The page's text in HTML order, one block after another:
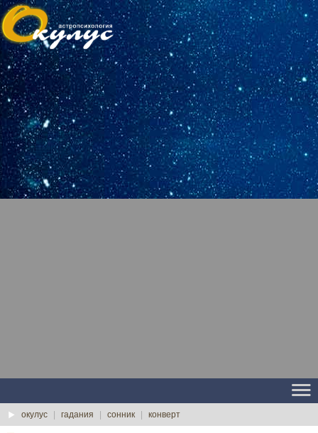
окулус гадания сонник конверт